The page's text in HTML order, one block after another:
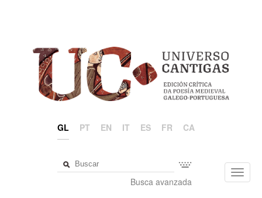
GL PT EN IT ES FR CA
Busca avanzada